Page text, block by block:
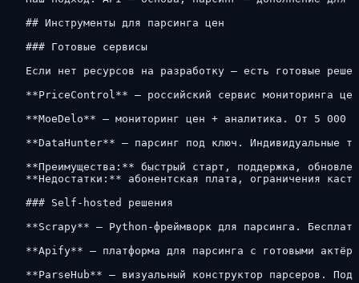
## Инструменты для парсинга цен
### Готовые сервисы
Если нет ресурсов на разработку — есть готовые
**PriceControl** — российский сервис мониторинга
**MoeDelo** — мониторинг цен + аналитика. От 5 000
**DataHunter** — парсинг под ключ. Индивидуальные
**Преимущества:** быстрый старт, поддержка,
**Недостатки:** абонентская плата, ограничения
### Self-hosted решения
**Scrapy** — Python-фреймворк для парсинга.
**Apify** — платформа для парсинга с готовыми
**ParseHub** — визуальный конструктор парсеров.